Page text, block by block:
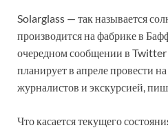
Solarglass — так называется
производится на фабрике в
очередном сообщении в Twitter
планирует в апреле провести
журналистов и экскурсией,
Что касается текущего